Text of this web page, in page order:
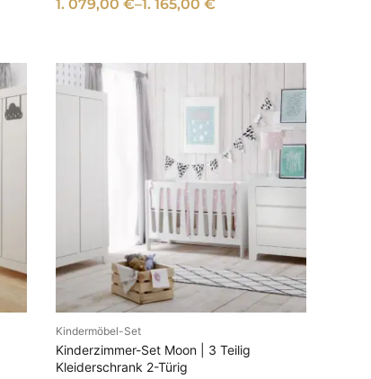
1. 079,00€–1. 165,00€
Kindermöbel-Set
Kinderzimmer-Set Moon | 3 Teilig
Kleiderschrank 2-Türig
AUSFÜHRUNG WÄHLEN